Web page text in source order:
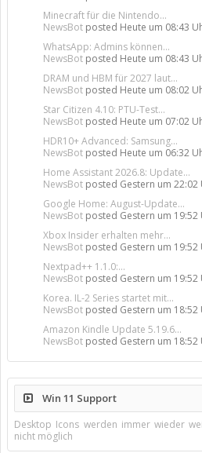
Minecraft für die Nintendo...
NewsBot posted Heute um 08:43
WhatsApp: Admins können...
NewsBot posted Heute um 08:43
DRAM und HBM für 2027 laut...
NewsBot posted Heute um 08:02
Star Citizen 4.10: PTU-Test...
NewsBot posted Heute um 07:02
HDR10+ Advanced: Samsung...
NewsBot posted Heute um 06:32
Home Assistant 2026.8: Update...
NewsBot posted Gestern um 22:02
Google Home: August-Update...
NewsBot posted Gestern um 19:52
Xbox Insider erhalten mehr...
NewsBot posted Gestern um 19:52
Nextpad++ 1.1.0:...
NewsBot posted Gestern um 19:52
Korea. IL-2 Series startet mit...
NewsBot posted Gestern um 18:52
Amazon Kindle Update 5.19.6...
NewsBot posted Gestern um 18:52
Win 11 Support
Desktop Icons werden immer wieder
nicht möglich